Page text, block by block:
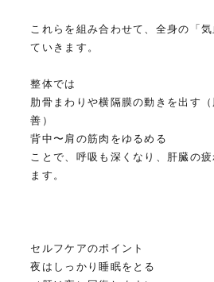
これらを組み合わせて、全身の「
ていきます。
整体では
肋骨まわりや横隔膜の動きを出す
善）
背中〜肩の筋肉をゆるめる
ことで、呼吸も深くなり、肝臓の
ます。
セルフケアのポイント
夜はしっかり睡眠をとる